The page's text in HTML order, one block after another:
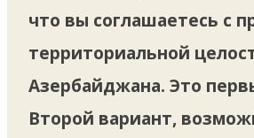
что вы соглашаетесь с
территориальной
Азербайджана. Это
Второй вариант,